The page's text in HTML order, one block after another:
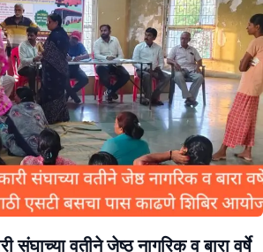
संघाच्या वतीने जेष्ठ नागरिक व बारा वर्षे